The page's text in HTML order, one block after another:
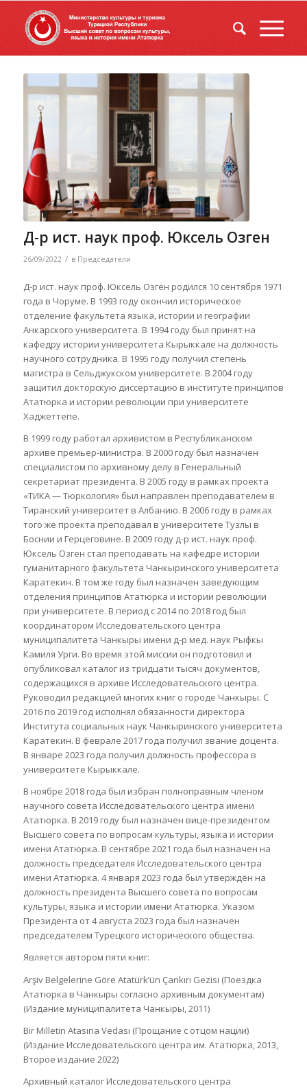
Д-р ист. наук проф. Юксель Озген
26/09/2022 / в Председатели
Д-р ист. наук проф. Юксель Озген родился 10 сентября 1971
года в Чоруме. В 1993 году окончил историческое
отделение факультета языка, истории и географии
Анкарского университета. В 1994 году был принят на
кафедру истории университета Кырыккале на должность
научного сотрудника. В 1995 году получил степень
магистра в Сельджукском университете. В 2004 году
защитил докторскую диссертацию в институте принципов
Ататюрка и истории революции при университете
Хаджеттепе.
В 1999 году работал архивистом в Республиканском
архиве премьер-министра. В 2000 году был назначен
специалистом по архивному делу в Генеральный
секретариат президента. В 2005 году в рамках проекта
«ТИКА — Тюркология» был направлен преподавателем в
Тиранский университет в Албанию. В 2006 году в рамках
того же проекта преподавал в университете Тузлы в
Боснии и Герцеговине. В 2009 году д-р ист. наук проф.
Юксель Озген стал преподавать на кафедре истории
гуманитарного факультета Чанкыринского университета
Каратекин. В том же году был назначен заведующим
отделения принципов Ататюрка и истории революции
при университете. В период с 2014 по 2018 год был
координатором Исследовательского центра
муниципалитета Чанкыры имени д-р мед. наук Рыфкы
Камиля Урги. Во время этой миссии он подготовил и
опубликовал каталог из тридцати тысяч документов,
содержащихся в архиве Исследовательского центра.
Руководил редакцией многих книг о городе Чанкыры. С
2016 по 2019 год исполнял обязанности директора
Института социальных наук Чанкыринского университета
Каратекин. В феврале 2017 года получил звание доцента.
В январе 2023 года получил должность профессора в
университете Кырыккале.
В ноябре 2018 года был избран полноправным членом
научного совета Исследовательского центра имени
Ататюрка. В 2019 году был назначен вице-президентом
Высшего совета по вопросам культуры, языка и истории
имени Ататюрка. В сентябре 2021 года был назначен на
должность председателя Исследовательского центра
имени Ататюрка. 4 января 2023 года был утверждён на
должность президента Высшего совета по вопросам
культуры, языка и истории имени Ататюрка. Указом
Президента от 4 августа 2023 года был назначен
председателем Турецкого исторического общества.
Является автором пяти книг:
Arşiv Belgelerine Göre Atatürk’ün Çankırı Gezisi (Поездка
Ататюрка в Чанкыры согласно архивным документам)
(Издание муниципалитета Чанкыры, 2011)
Bir Milletin Atasına Vedası (Прощание с отцом нации)
(Издание Исследовательского центра им. Ататюрка, 2013,
Второе издание 2022)
Архивный каталог Исследовательского центра